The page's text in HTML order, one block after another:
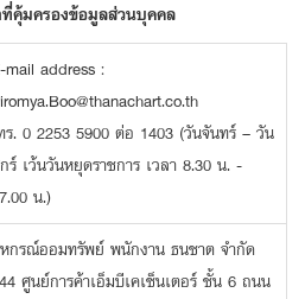
คุ้มครองข้อมูลส่วนบุคคล
mail address :
ร. 0 2253 5900 ต่อ 1403 (วันจันทร์ – วัน
ร์ เว้นวันหยุดราชการ เวลา 8.30 น. -
น.)
กรณ์ออมทรัพย์ พนักงาน ธนชาต จำกัด
ศูนย์การค้าเอ็มบีเคเซ็นเตอร์ ชั้น 6 ถนน